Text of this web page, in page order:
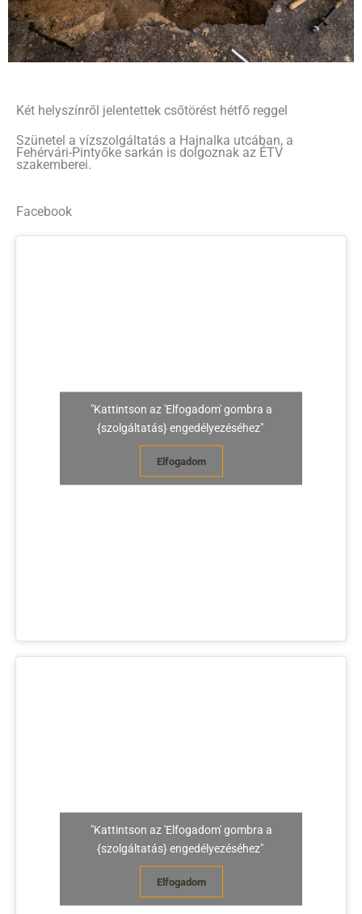
Két helyszínről jelentettek csőtörést hétfő reggel
Szünetel a vízszolgáltatás a Hajnalka utcában, a
Fehérvári-Pintyőke sarkán is dolgoznak az ÉTV
szakemberei.
Facebook
"Kattintson az 'Elfogadom' gombra a
{szolgáltatás} engedélyezéséhez"
Elfogadom
"Kattintson az 'Elfogadom' gombra a
{szolgáltatás} engedélyezéséhez"
Elfogadom